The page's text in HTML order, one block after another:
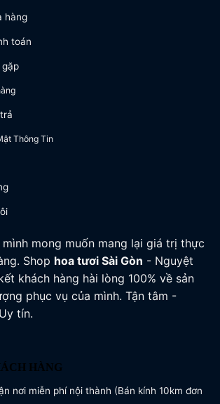
hàng
toán
gặp
Thông Tin
mong muốn mang lại giá trị thực
Shop hoa tươi Sài Gòn - Nguyệt
khách hàng hài lòng 100% về sản
phục vụ của mình. Tận tâm -
tín.
HÀNG
nơi miễn phí nội thành (Bán kính 10km đơn